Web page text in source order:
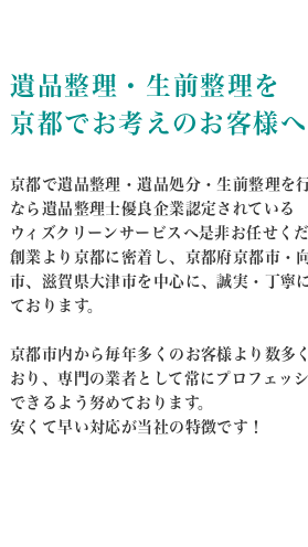
遺品整理・生前整理を
京都でお考えのお客様へ
京都で遺品整理・遺品処分・生前整理を
なら遺品整理士優良企業認定されている
ウィズクリーンサービスへ是非お任せく
創業より京都に密着し、京都府京都市・
市、滋賀県大津市を中心に、誠実・丁寧
ております。
京都市内から毎年多くのお客様より数多
おり、専門の業者として常にプロフェッ
できるよう努めております。
安くて早い対応が当社の特徴です！